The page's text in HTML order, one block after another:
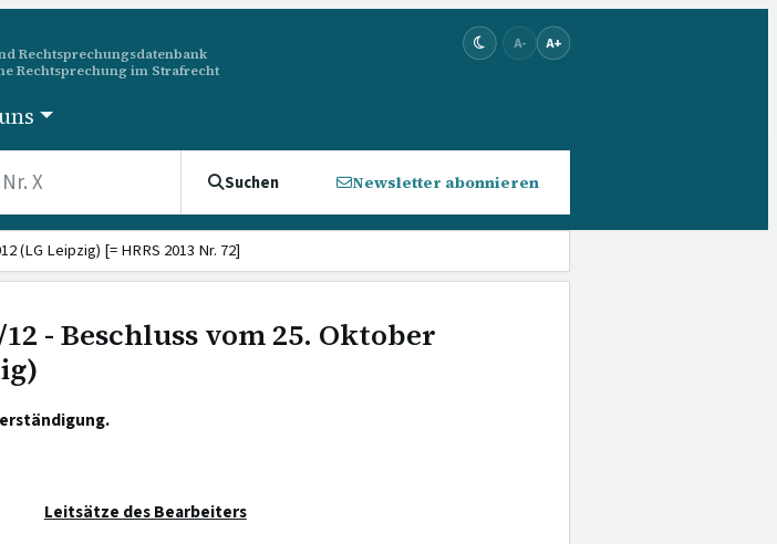
Rechtsprechungsdatenbank
Rechtsprechung im Strafrecht
A- A+
Suchen Newsletter abonnieren
(LG Leipzig) [= HRRS 2013 Nr. 72]
12 - Beschluss vom 25. Oktober
Leitsätze des Bearbeiters